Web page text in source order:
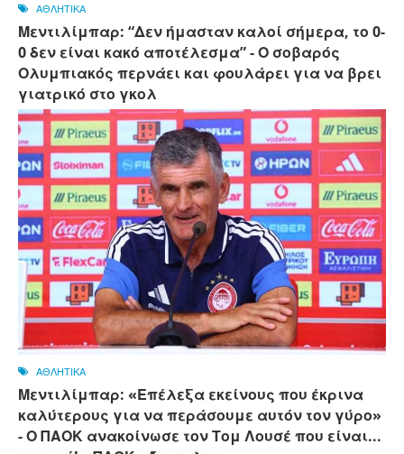
ΑΘΛΗΤΙΚΑ
Μεντιλίμπαρ: “Δεν ήμασταν καλοί σήμερα, το 0-
0 δεν είναι κακό αποτέλεσμα” - Ο σοβαρός
Ολυμπιακός περνάει και φουλάρει για να βρει
γιατρικό στο γκολ
ΑΘΛΗΤΙΚΑ
Μεντιλίμπαρ: «Επέλεξα εκείνους που έκρινα
καλύτερους για να περάσουμε αυτόν τον γύρο»
- Ο ΠΑΟΚ ανακοίνωσε τον Τομ Λουσέ που είναι...